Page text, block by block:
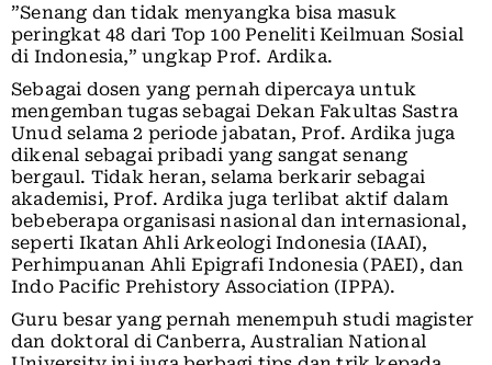
”Senang dan tidak menyangka bisa masuk
peringkat 48 dari Top 100 Peneliti Keilmuan Sosial
di Indonesia,” ungkap Prof. Ardika.
Sebagai dosen yang pernah dipercaya untuk
mengemban tugas sebagai Dekan Fakultas Sastra
Unud selama 2 periode jabatan, Prof. Ardika juga
dikenal sebagai pribadi yang sangat senang
bergaul. Tidak heran, selama berkarir sebagai
akademisi, Prof. Ardika juga terlibat aktif dalam
bebeberapa organisasi nasional dan internasional,
seperti Ikatan Ahli Arkeologi Indonesia (IAAI),
Perhimpuanan Ahli Epigrafi Indonesia (PAEI), dan
Indo Pacific Prehistory Association (IPPA).
Guru besar yang pernah menempuh studi magister
dan doktoral di Canberra, Australian National